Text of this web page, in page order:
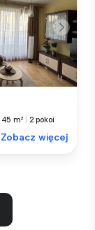
45 m² 2 pokoi
Zobacz więcej